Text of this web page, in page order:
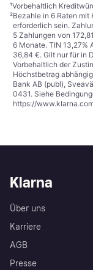
¹Vorbehaltlich
²Bezahle in 6 Raten mit
erforderlich sein.
5 Zahlungen von
6 Monate. TIN 13,27%
36,84 €. Gilt nur für in
Vorbehaltlich der
Höchstbetrag
Bank AB (publ),
0431. Siehe
https://
Klarna
Über uns
Karriere
AGB
Presse